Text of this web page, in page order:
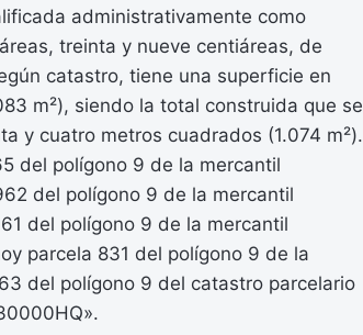
administrativamente como
treinta y nueve centiáreas, de
catastro, tiene una superficie en
m²), siendo la total construida que se
y cuatro metros cuadrados (1.074 m²).
del polígono 9 de la mercantil
del polígono 9 de la mercantil
del polígono 9 de la mercantil
parcela 831 del polígono 9 de la
del polígono 9 del catastro parcelario